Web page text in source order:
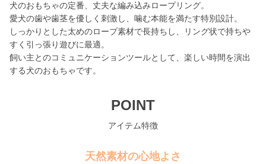
犬のおもちゃの定番、丈夫な編み込みロープリング。
愛犬の歯や歯茎を優しく刺激し、噛む本能を満たす特別設計。
しっかりとした太めのロープ素材で長持ちし、リング状で持ちや
すく引っ張り遊びに最適。
飼い主とのコミュニケーションツールとして、楽しい時間を演出
する犬のおもちゃです。
POINT
アイテム特徴
天然素材の心地よさ